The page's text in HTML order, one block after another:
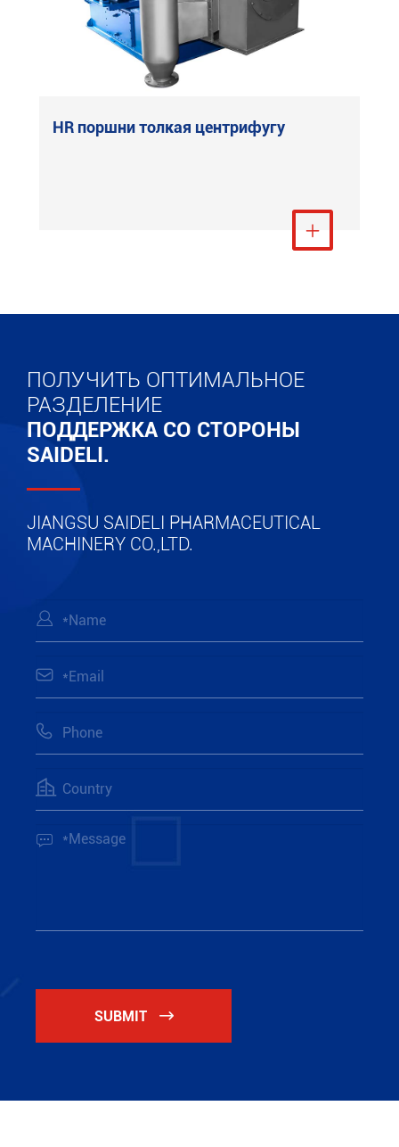
HR поршни толкая центрифугу
Посмотреть ещё

ПОЛУЧИТЬ ОПТИМАЛЬНОЕ
РАЗДЕЛЕНИЕ
ПОДДЕРЖКА СО СТОРОНЫ
SAIDELI.
JIANGSU SAIDELI PHARMACEUTICAL
MACHINERY CO.,LTD.





SUBMIT 